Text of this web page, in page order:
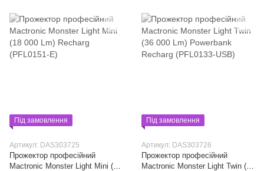
Під замовлення
Артикул: DAS303725
Прожектор професійний
Mactronic Monster Light Mini (18
Під замовлення
Артикул: DAS303726
Прожектор професійний
Mactronic Monster Light Twin (36